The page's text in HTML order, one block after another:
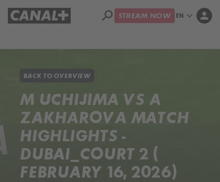
search STREAM NOW EN expand_more person
BACK TO OVERVIEW
M UCHIJIMA VS A
ZAKHAROVA MATCH
HIGHLIGHTS -
DUBAI_COURT 2 (
FEBRUARY 16, 2026)